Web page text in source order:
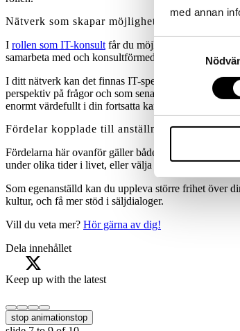
med annan
Samtyckesval
Nätverk som skapar möjligheter
I rollen som IT-konsult får du möjlighet att träffa
samarbeta med och konsultförmedlare som stöttar
I ditt nätverk kan det finnas IT-specialister som
perspektiv på frågor och som senare kan
enormt värdefullt i din fortsatta karriär.
Fördelar kopplade till anställningsform
Fördelarna här ovanför gäller både för dig som
under olika tider i livet, eller välja det upplägg som
Som egenanställd kan du uppleva större frihet över
kultur, och få mer stöd i säljdialoger.
Vill du veta mer? Hör gärna av dig!
Dela innehållet
Keep up with the latest
stop animationstop